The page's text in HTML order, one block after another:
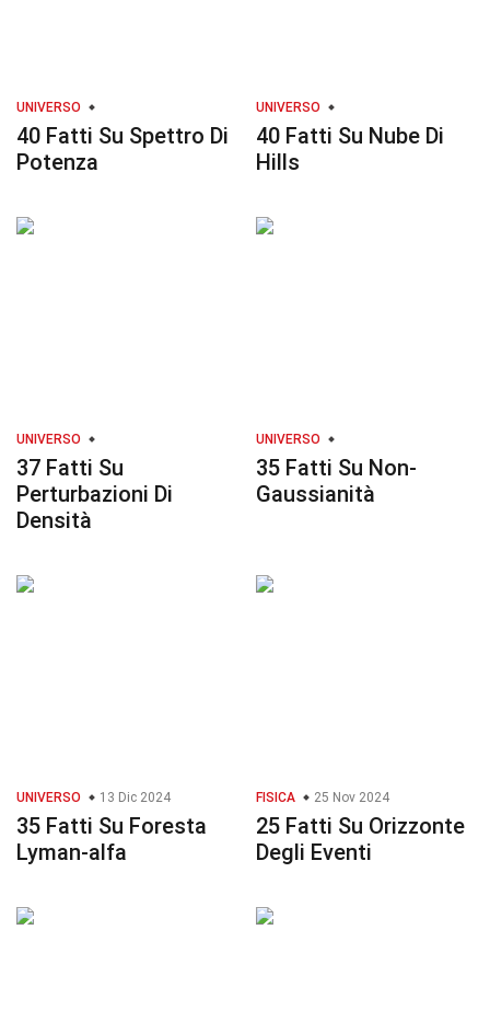
UNIVERSO
40 Fatti Su Spettro Di
Potenza
UNIVERSO
40 Fatti Su Nube Di
Hills
UNIVERSO
37 Fatti Su
Perturbazioni Di
Densità
UNIVERSO
35 Fatti Su Non-
Gaussianità
UNIVERSO 13 Dic 2024
35 Fatti Su Foresta
Lyman-alfa
FISICA 25 Nov 2024
25 Fatti Su Orizzonte
Degli Eventi